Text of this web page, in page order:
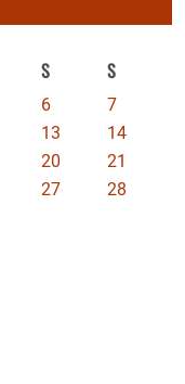
S S
6
7
13
14
20
21
27
28